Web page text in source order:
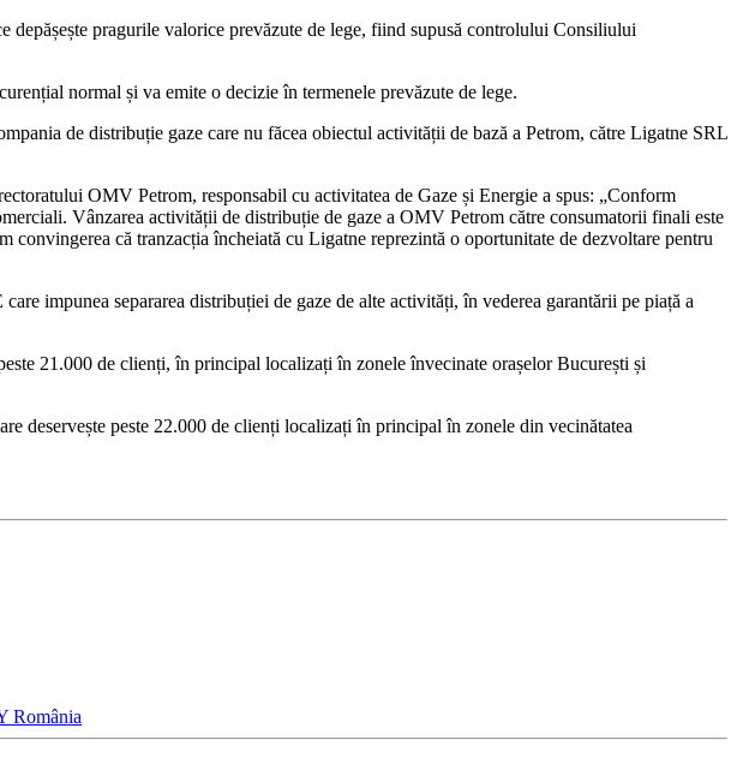
pragurile valorice prevăzute de lege, fiind supusă controlului Consiliului
normal și va emite o decizie în termenele prevăzute de lege.
de distribuție gaze care nu făcea obiectul activității de bază a Petrom, către Ligatne SRL
OMV Petrom, responsabil cu activitatea de Gaze și Energie a spus: „Conform
Vânzarea activității de distribuție de gaze a OMV Petrom către consumatorii finali este
că tranzacția încheiată cu Ligatne reprezintă o oportunitate de dezvoltare pentru
impunea separarea distribuției de gaze de alte activități, în vederea garantării pe piață a
21.000 de clienți, în principal localizați în zonele învecinate orașelor București și
deservește peste 22.000 de clienți localizați în principal în zonele din vecinătatea
România